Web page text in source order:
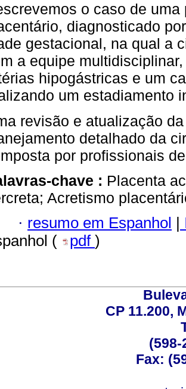
o caso de
diagnosticado
gestacional, na qual a
a equipe
hipogástricas e um
um estadiamento
revisão e atualização
detalhado da
por profissionais
chave : Placenta
Acretismo
· resumo em Espanhol
(
pdf )
CP 11.200,
(598-
Fax: